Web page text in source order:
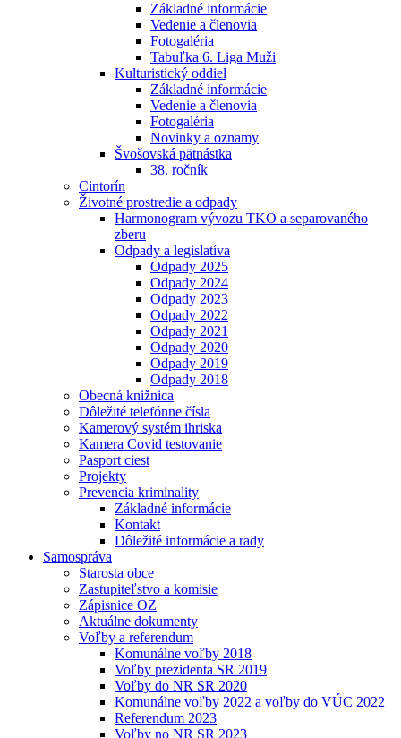
Základné informácie
Vedenie a členovia
Fotogaléria
Tabuľka 6. Liga Muži
Kulturistický oddiel
Základné informácie
Vedenie a členovia
Fotogaléria
Novinky a oznamy
Švošovská pätnástka
38. ročník
Cintorín
Životné prostredie a odpady
Harmonogram vývozu TKO a separovaného
zberu
Odpady a legislatíva
Odpady 2025
Odpady 2024
Odpady 2023
Odpady 2022
Odpady 2021
Odpady 2020
Odpady 2019
Odpady 2018
Obecná knižnica
Dôležité telefónne čísla
Kamerový systém ihriska
Kamera Covid testovanie
Pasport ciest
Projekty
Prevencia kriminality
Základné informácie
Kontakt
Dôležité informácie a rady
Samospráva
Starosta obce
Zastupiteľstvo a komisie
Zápisnice OZ
Aktuálne dokumenty
Voľby a referendum
Komunálne voľby 2018
Voľby prezidenta SR 2019
Voľby do NR SR 2020
Komunálne voľby 2022 a voľby do VÚC 2022
Referendum 2023
Voľby no NR SR 2023